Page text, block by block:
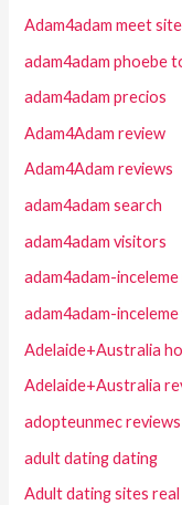
Adam4adam meet site
adam4adam phoebe
adam4adam precios
Adam4Adam review
Adam4Adam reviews
adam4adam search
adam4adam visitors
adam4adam-
adam4adam-
Adelaide+Australia
Adelaide+Australia
adopteunmec reviews
adult dating dating
Adult dating sites